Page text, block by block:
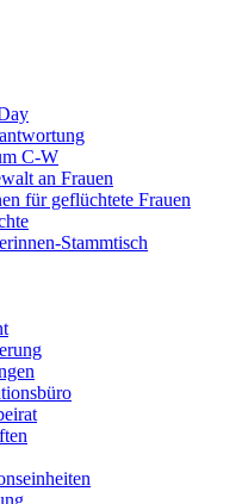
C-W
an Frauen
für geflüchtete Frauen
Stamm­tisch